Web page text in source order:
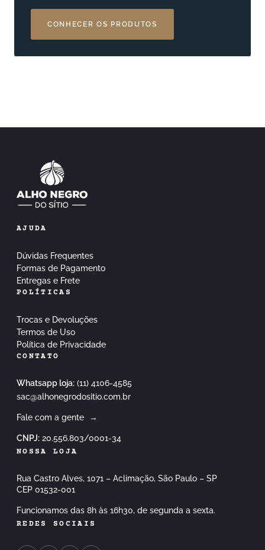
CONHECER OS PRODUTOS
AJUDA
Dúvidas Frequentes
Formas de Pagamento
Entregas e Frete
POLÍTICAS
Trocas e Devoluções
Termos de Uso
Política de Privacidade
CONTATO
Whatsapp loja: (11) 4106-4585
sac@alhonegrodositio.com.br
Fale com a gente →
CNPJ: 20.556.803/0001-34
NOSSA LOJA
Rua Castro Alves, 1071 – Aclimação, São Paulo – SP
CEP 01532-001
Funcionamos das 8h às 16h30, de segunda a sexta.
REDES SOCIAIS